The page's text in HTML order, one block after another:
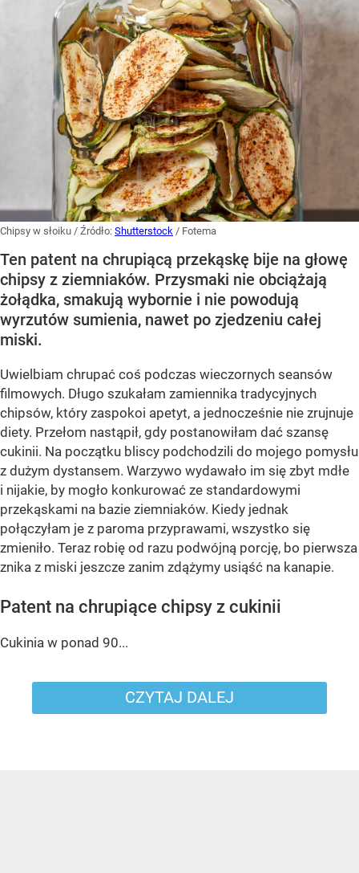
Chipsy w słoiku / Źródło: Shutterstock / Fotema
Ten patent na chrupiącą przekąskę bije na głowę
chipsy z ziemniaków. Przysmaki nie obciążają
żołądka, smakują wybornie i nie powodują
wyrzutów sumienia, nawet po zjedzeniu całej
miski.
Uwielbiam chrupać coś podczas wieczornych seansów
filmowych. Długo szukałam zamiennika tradycyjnych
chipsów, który zaspokoi apetyt, a jednocześnie nie zrujnuje
diety. Przełom nastąpił, gdy postanowiłam dać szansę
cukinii. Na początku bliscy podchodzili do mojego pomysłu
z dużym dystansem. Warzywo wydawało im się zbyt mdłe
i nijakie, by mogło konkurować ze standardowymi
przekąskami na bazie ziemniaków. Kiedy jednak
połączyłam je z paroma przyprawami, wszystko się
zmieniło. Teraz robię od razu podwójną porcję, bo pierwsza
znika z miski jeszcze zanim zdążymy usiąść na kanapie.
Patent na chrupiące chipsy z cukinii
Cukinia w ponad 90...
CZYTAJ DALEJ